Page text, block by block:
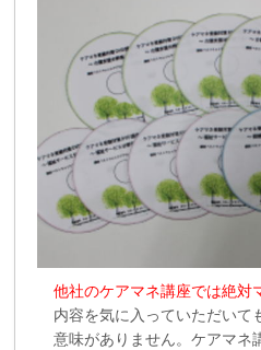
他社のケアマネ講座では絶対
内容を気に入っていただいて
意味がありません。ケアマネ